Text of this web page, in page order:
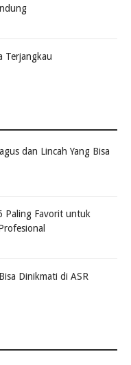
Terjangkau
dan Lincah Yang Bisa
Paling Favorit untuk
Dinikmati di ASR